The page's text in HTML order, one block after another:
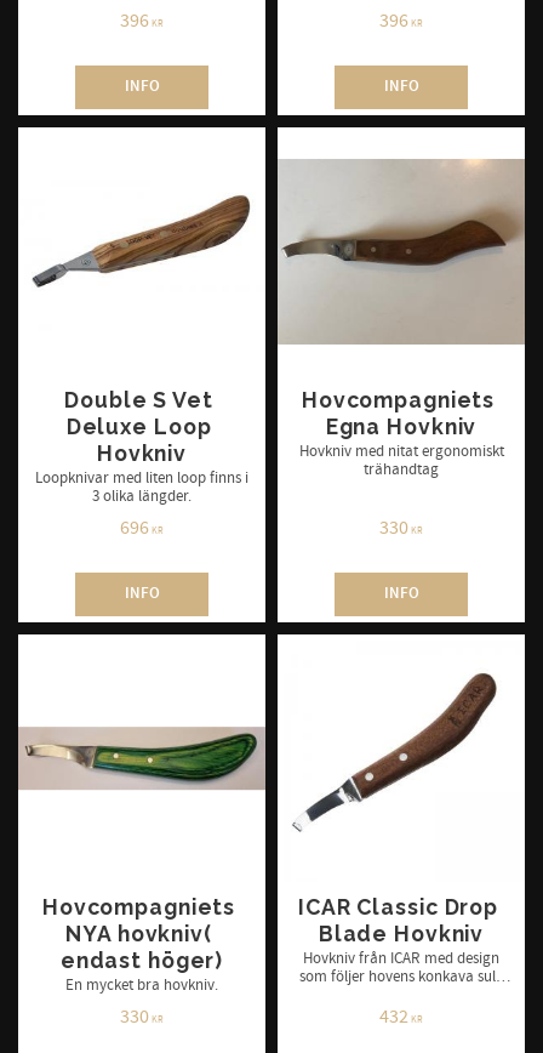
396KR
INFO
Finns i höger och vänster.
396KR
INFO
Double S Vet
Deluxe Loop
Hovkniv
Loopknivar med liten loop finns i
3 olika längder.
696KR
INFO
Hovcompagniets
Egna Hovkniv
Hovkniv med nitat ergonomiskt
trähandtag
330KR
INFO
Hovcompagniets
NYA hovkniv(
endast höger)
En mycket bra hovkniv.
330KR
ICAR Classic Drop
Blade Hovkniv
Hovkniv från ICAR med design
som följer hovens konkava sula
trimningen. Finns i höger &
432KR